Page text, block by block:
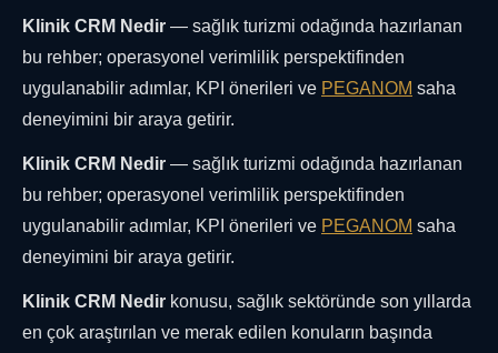
Klinik CRM Nedir — sağlık turizmi odağında hazırlanan
bu rehber; operasyonel verimlilik perspektifinden
uygulanabilir adımlar, KPI önerileri ve PEGANOM saha
deneyimini bir araya getirir.
Klinik CRM Nedir — sağlık turizmi odağında hazırlanan
bu rehber; operasyonel verimlilik perspektifinden
uygulanabilir adımlar, KPI önerileri ve PEGANOM saha
deneyimini bir araya getirir.
Klinik CRM Nedir konusu, sağlık sektöründe son yıllarda
en çok araştırılan ve merak edilen konuların başında